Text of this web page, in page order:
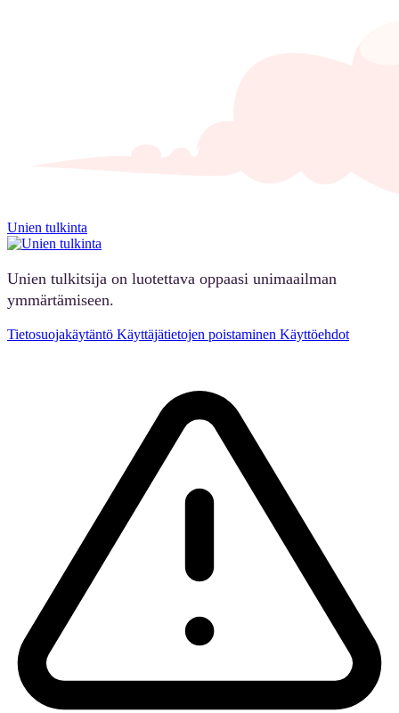
Unien tulkinta
Unien tulkitsija on luotettava oppaasi unimaailman
ymmärtämiseen.
Tietosuojakäytäntö Käyttäjätietojen poistaminen Käyttöehdot